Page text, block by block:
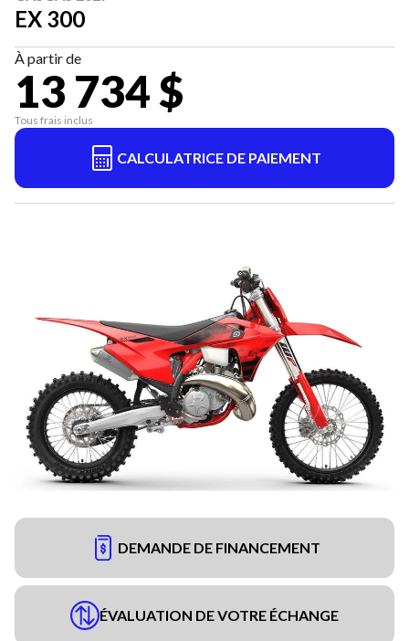
EX 300
À partir de
13 734 $
Tous frais inclus
CALCULATRICE DE PAIEMENT
DEMANDE DE FINANCEMENT
ÉVALUATION DE VOTRE ÉCHANGE